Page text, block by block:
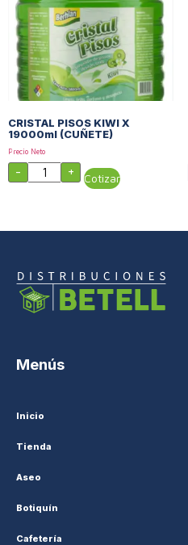
CRISTAL PISOS KIWI X
19000ml (CUÑETE)
Precio Neto
- + Cotizar
Menús
Inicio
Tienda
Aseo
Botiquín
Cafetería